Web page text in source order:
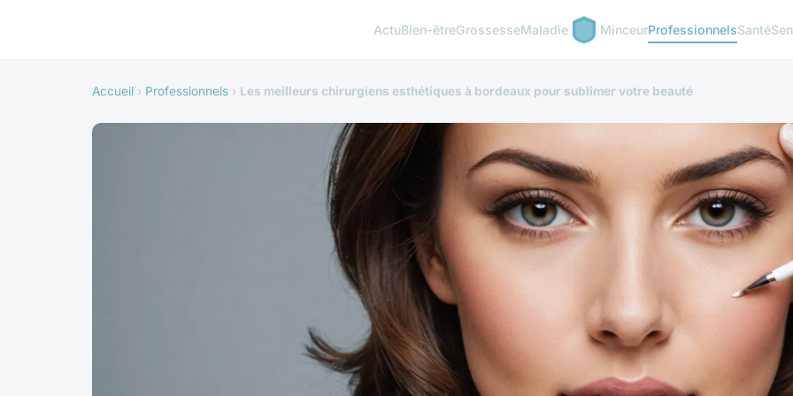
ActuBien-êtreGrossesseMaladie MinceurProfessionnelsSanté
Accueil › Professionnels › Les meilleurs chirurgiens esthétiques à bordeaux pour sublimer votre beauté